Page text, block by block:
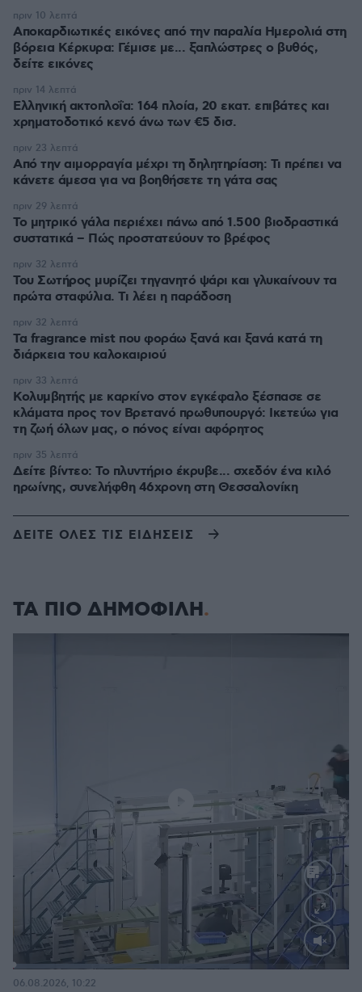
Αποκαρδιωτικές εικόνες από την παραλία Ημερολιά στη
βόρεια Κέρκυρα: Γέμισε με... ξαπλώστρες ο βυθός,
δείτε εικόνες
πριν 10 λεπτά
Ελληνική ακτοπλοΐα: 164 πλοία, 20 εκατ. επιβάτες και
χρηματοδοτικό κενό άνω των €5 δισ.
πριν 14 λεπτά
Από την αιμορραγία μέχρι τη δηλητηρίαση: Τι πρέπει να
κάνετε άμεσα για να βοηθήσετε τη γάτα σας
πριν 23 λεπτά
Το μητρικό γάλα περιέχει πάνω από 1.500 βιοδραστικά
συστατικά – Πώς προστατεύουν το βρέφος
πριν 29 λεπτά
Του Σωτήρος μυρίζει τηγανητό ψάρι και γλυκαίνουν τα
πρώτα σταφύλια. Τι λέει η παράδοση
πριν 32 λεπτά
Τα fragrance mist που φοράω ξανά και ξανά κατά τη
διάρκεια του καλοκαιριού
πριν 32 λεπτά
Κολυμβητής με καρκίνο στον εγκέφαλο ξέσπασε σε
κλάματα προς τον Βρετανό πρωθυπουργό: Ικετεύω για
τη ζωή όλων μας, ο πόνος είναι αφόρητος
πριν 33 λεπτά
Δείτε βίντεο: Το πλυντήριο έκρυβε... σχεδόν ένα κιλό
ηρωίνης, συνελήφθη 46χρονη στη Θεσσαλονίκη
πριν 35 λεπτά
ΔΕΙΤΕ ΟΛΕΣ ΤΙΣ ΕΙΔΗΣΕΙΣ
ΤΑ ΠΙΟ ΔΗΜΟΦΙΛΗ
Loaded
06.08.2026, 10:22